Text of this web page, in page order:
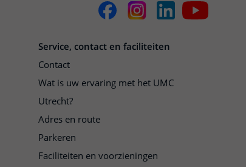
Service, contact en faciliteiten
Contact
Wat is uw ervaring met het UMC
Utrecht?
Adres en route
Parkeren
Faciliteiten en voorzieningen